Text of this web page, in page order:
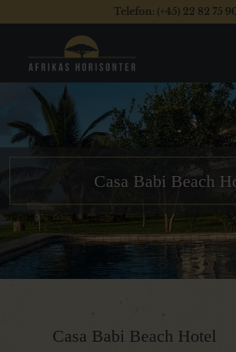
Telefon: (+45) 22 82 75
Casa Babi Beach
Casa Babi Beach Hotel